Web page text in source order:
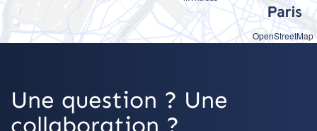
OpenStreetMap
Une question ? Une
collaboration ?